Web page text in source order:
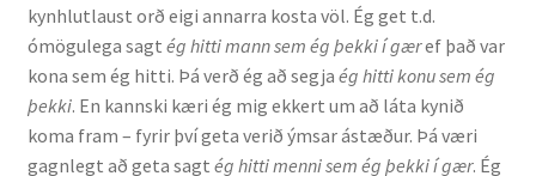
Fræðilegir fyrirlestrar
Ýmis erindi
kynhlutlaust orð eigi annarra kosta völ. Ég get t.d.
ómögulega sagt ég hitti mann sem ég þekki í gæref það var
kona sem ég hitti. Þá verð ég að segja ég hitti konu sem ég
þekki. En kannski kæri ég mig ekkert um að láta kynið
koma fram – fyrir því geta verið ýmsar ástæður. Þá væri
gagnlegt að geta sagt ég hitti menni sem ég þekki í gær. Ég